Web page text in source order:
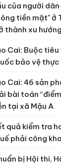
của người
tiền mặt" ở
thành xu hướng
Cai: Buộc
bảo vệ
Cai: 46 sản
bài toán
tại xã Mậu A
quả kiểm tra
phải công
bị Hội thi,